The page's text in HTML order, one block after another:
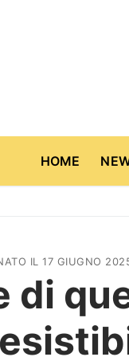
HOME
Cinema e TV
& Giardino
IL 17 GIUGNO
di